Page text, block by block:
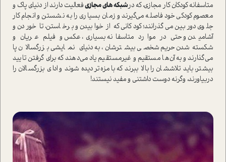
متاسفانه کودکان کار مجازی، که درشبکه های مجازیفعالیت دارند از دنیای پاک و
معصوم کودکی خود فاصله می‌گیرند و زمان بسیاری را به نشستن و انجام کار
جلوی دوربین می‌گذرانند؛ کودکانی که از خوابیدن و برخا‌ستن، تا خوردن و
آشامیدن و حتی در موارد متاسفانه بسیاری، عکس و فیلم عریان و
شکسته‌شدن حریم شخصی بیشترشان، به دنیای نمایشی بزرگسالان پا
می‌گذارند و به آن‌‌ها مستقیم و غیر‌مستقیم یاد می‌دهند که برای گرفتن تایید
بیشتر، باید تلاششان را بالا ببرند که بامزه‌تر دیده شوند و ادای بزرگسالان را
دربیاورند، وگرنه دوست داشتنی و مفید نیستند!